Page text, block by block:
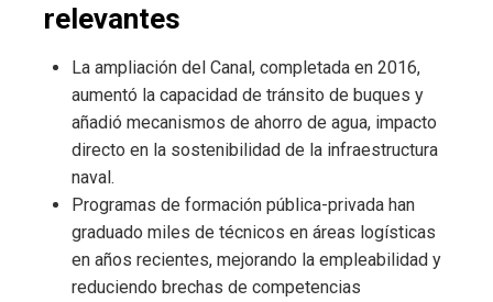
relevantes
La ampliación del Canal, completada en 2016,
aumentó la capacidad de tránsito de buques y
añadió mecanismos de ahorro de agua, impacto
directo en la sostenibilidad de la infraestructura
naval.
Programas de formación pública-privada han
graduado miles de técnicos en áreas logísticas
en años recientes, mejorando la empleabilidad y
reduciendo brechas de competencias